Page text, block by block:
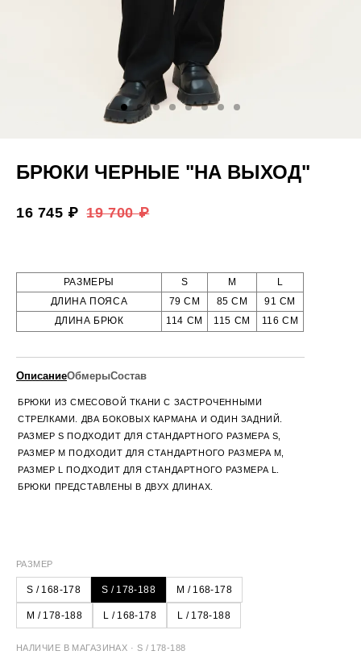
БРЮКИ ЧЕРНЫЕ "НА ВЫХОД"
16 745 ₽ 19 700 ₽
РАЗМЕРЫ S M
L
ДЛИНА ПОЯСА
79 СМ 85 СМ
91 СМ
ДЛИНА БРЮК
114 СМ 115 СМ 116 СМ
ОписаниеОбмерыСостав
БРЮКИ ИЗ СМЕСОВОЙ ТКАНИ С ЗАСТРОЧЕННЫМИ
СТРЕЛКАМИ. ДВА БОКОВЫХ КАРМАНА И ОДИН ЗАДНИЙ.
РАЗМЕР S ПОДХОДИТ ДЛЯ СТАНДАРТНОГО РАЗМЕРА S,
РАЗМЕР М ПОДХОДИТ ДЛЯ СТАНДАРТНОГО РАЗМЕРА М,
РАЗМЕР L ПОДХОДИТ ДЛЯ СТАНДАРТНОГО РАЗМЕРА L.
БРЮКИ ПРЕДСТАВЛЕНЫ В ДВУХ ДЛИНАХ.
РАЗМЕР
S / 168-178 S / 178-188 M / 168-178
M / 178-188 L / 168-178 L / 178-188
НАЛИЧИЕ В МАГАЗИНАХ · S / 178-188